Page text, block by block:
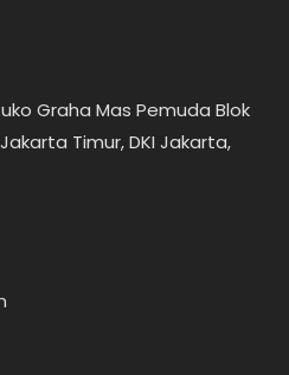
Graha Mas Pemuda Blok
Timur, DKI Jakarta,